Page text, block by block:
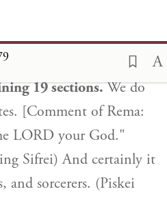
ובמכשפים (פסקי מהרא"י סי'
19 sections.We do
[Comment of Rema:
LORD your God."
Sifrei) And certainly it
sorcerers. (Piskei